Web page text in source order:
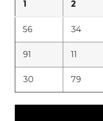
1
2
56 34
91 11
30 79